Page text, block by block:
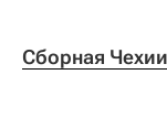
Сборная Чехии